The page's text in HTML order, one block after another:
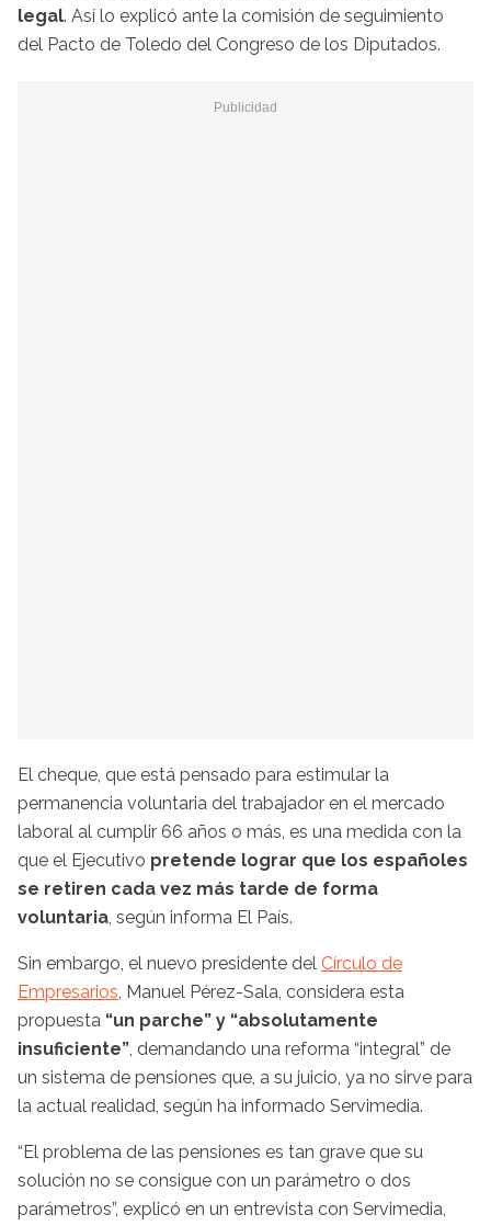
legal. Así lo explicó ante la comisión de seguimiento
del Pacto de Toledo del Congreso de los Diputados.
El cheque, que está pensado para estimular la
permanencia voluntaria del trabajador en el mercado
laboral al cumplir 66 años o más, es una medida con la
que el Ejecutivo pretende lograr que los españoles
se retiren cada vez más tarde de forma
voluntaria, según informa El País.
Sin embargo, el nuevo presidente del Círculo de
Empresarios, Manuel Pérez-Sala, considera esta
propuesta “un parche” y “absolutamente
insuficiente”, demandando una reforma “integral” de
un sistema de pensiones que, a su juicio, ya no sirve para
la actual realidad, según ha informado Servimedia.
“El problema de las pensiones es tan grave que su
solución no se consigue con un parámetro o dos
parámetros”, explicó en un entrevista con Servimedia,